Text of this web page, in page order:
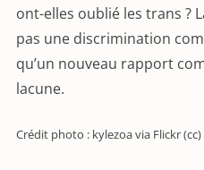
ont-elles oublié les trans ?
pas une discrimination
qu’un nouveau rapport
lacune.
Crédit photo : kylezoa via Flickr (cc)